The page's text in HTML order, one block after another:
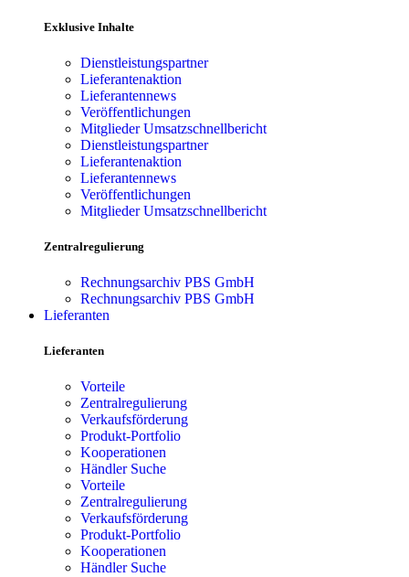
Exklusive Inhalte
Dienstleistungspartner
Lieferantenaktion
Lieferantennews
Veröffentlichungen
Mitglieder Umsatzschnellbericht
Dienstleistungspartner
Lieferantenaktion
Lieferantennews
Veröffentlichungen
Mitglieder Umsatzschnellbericht
Zentralregulierung
Rechnungsarchiv PBS GmbH
Rechnungsarchiv PBS GmbH
Lieferanten
Lieferanten
Vorteile
Zentralregulierung
Verkaufsförderung
Produkt-Portfolio
Kooperationen
Händler Suche
Vorteile
Zentralregulierung
Verkaufsförderung
Produkt-Portfolio
Kooperationen
Händler Suche